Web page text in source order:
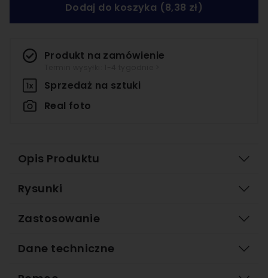
Dodaj do koszyka (8,38 zł)
Produkt na zamówienie
Sprzedaż na sztuki
Real foto
Opis Produktu
Rysunki
Zastosowanie
Dane techniczne